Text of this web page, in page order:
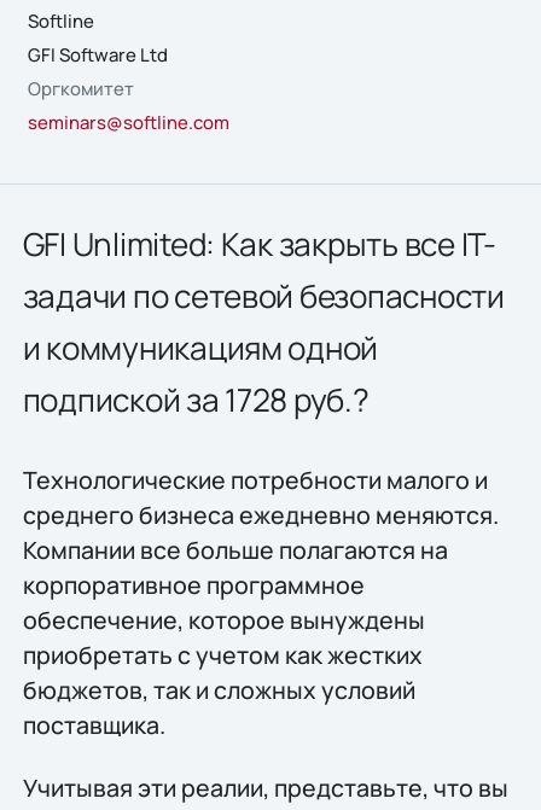
Softline
GFI Software Ltd
Оргкомитет
seminars@softline.com
GFI Unlimited: Как закрыть все IT-
задачи по сетевой безопасности
и коммуникациям одной
подпиской за 1728 руб.?
Технологические потребности малого и
среднего бизнеса ежедневно меняются.
Компании все больше полагаются на
корпоративное программное
обеспечение, которое вынуждены
приобретать с учетом как жестких
бюджетов, так и сложных условий
поставщика.
Учитывая эти реалии, представьте, что вы